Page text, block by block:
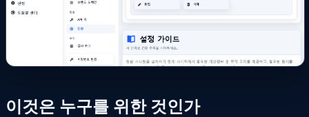
이것은 누구를 위한 것인가